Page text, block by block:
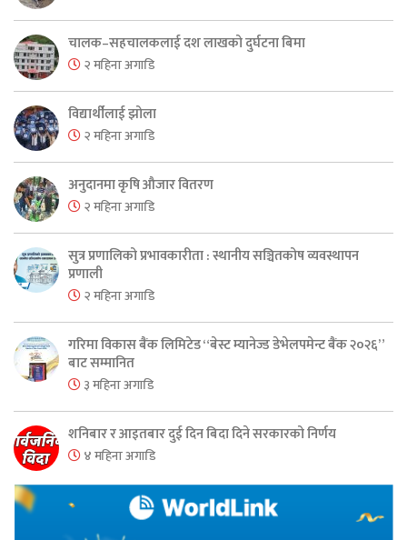
चालक–सहचालकलाई दश लाखको दुर्घटना बिमा
२ महिना अगाडि
विद्यार्थीलाई झोला
२ महिना अगाडि
अनुदानमा कृषि औजार वितरण
२ महिना अगाडि
सुत्र प्रणालिको प्रभावकारीता : स्थानीय सञ्चितकोष व्यवस्थापन
प्रणाली
२ महिना अगाडि
गरिमा विकास बैंक लिमिटेड “बेस्ट म्यानेज्ड डेभेलपमेन्ट बैंक २०२६”
बाट सम्मानित
३ महिना अगाडि
शनिबार र आइतबार दुई दिन बिदा दिने सरकारको निर्णय
४ महिना अगाडि